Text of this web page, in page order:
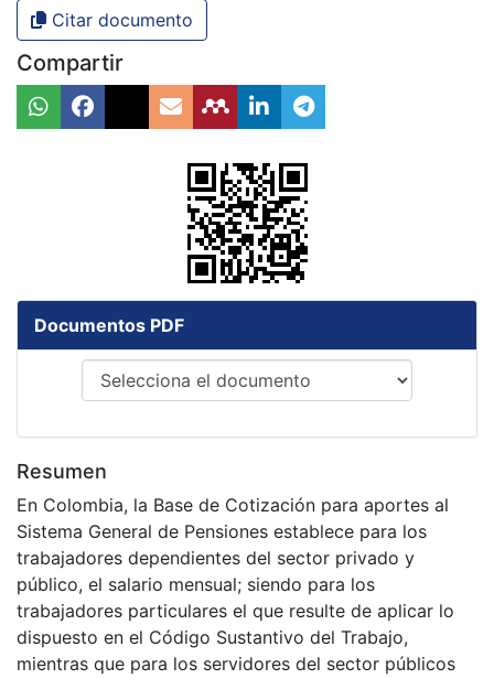
Citar documento
Compartir
Documentos PDF
Resumen
En Colombia, la Base de Cotización para aportes al
Sistema General de Pensiones establece para los
trabajadores dependientes del sector privado y
público, el salario mensual; siendo para los
trabajadores particulares el que resulte de aplicar lo
dispuesto en el Código Sustantivo del Trabajo,
mientras que para los servidores del sector públicos